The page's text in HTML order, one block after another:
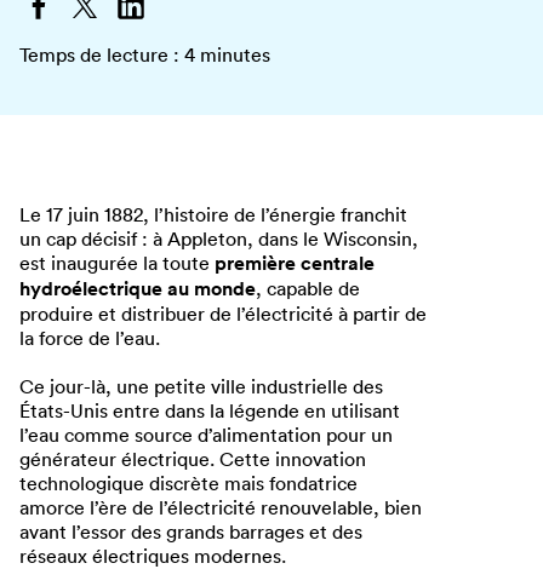
Temps de lecture : 4 minutes
Le 17 juin 1882, l’histoire de l’énergie franchit
un cap décisif : à Appleton, dans le Wisconsin,
est inaugurée la toute première centrale
hydroélectrique au monde, capable de
produire et distribuer de l’électricité à partir de
la force de l’eau.
Ce jour-là, une petite ville industrielle des
États-Unis entre dans la légende en utilisant
l’eau comme source d’alimentation pour un
générateur électrique. Cette innovation
technologique discrète mais fondatrice
amorce l’ère de l’électricité renouvelable, bien
avant l’essor des grands barrages et des
réseaux électriques modernes.